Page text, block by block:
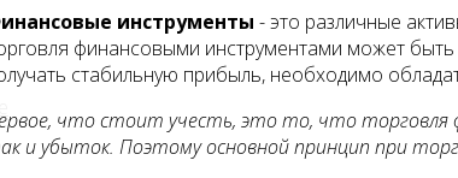
инструменты - это различные
финансовыми инструментами может
стабильную прибыль, необходимо
что стоит учесть, это то, что торговля
и убыток. Поэтому основной принцип при